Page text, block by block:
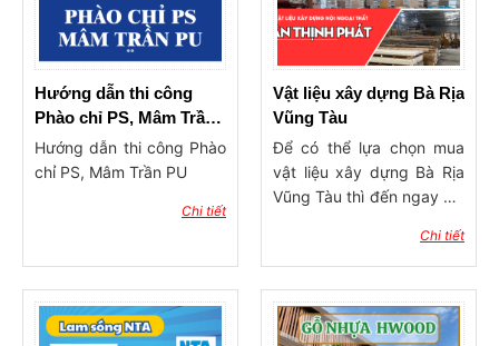
chắc trong ngành, đặc
biệt là trong việc cung
cấp và phân phối các sản
phẩm tấm Panel EPS chất
lượng cao. Dưới đây sẽ
giới thiệu về các sản
phẩm tấm Panel EPS mà
cùng những ưu điểm và
trong xây dựng và trang
trí.
linh hoạt trong thiết kế.
Cùng Tân Thịnh Phát tìm
hiểu sau hơn về hai sản
phẩm này trong bài viết
dưới đây nhé!
Hướng dẫn thi công
Phào chỉ PS, Mâm Trần
PU
Hướng dẫn thi công Phào
chỉ PS, Mâm Trần PU
Chi tiết
Vật liệu xây dựng Bà Rịa
Vũng Tàu
Để có thể lựa chọn mua
vật liệu xây dựng Bà Rịa
Vũng Tàu thì đến ngay với
Tại đây có rất nhiều các
vật liệu xây dựng chất
lượng, giá tốt.
Chi tiết